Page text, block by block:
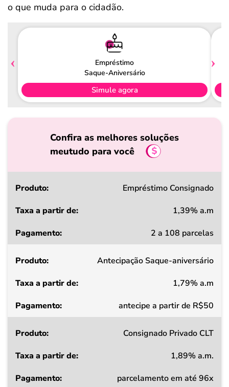
o que muda para o cidadão.
Empréstimo
Saque-Aniversário
Simule agora
Confira as melhores soluções
meutudo para você
Produto
a
de
Pagamento
Empréstimo Consignado
1,39% a.m
2 a 108 parcelas
Antecipação Saque-aniversário
1,79% a.m
antecipe a partir de R$50
Consignado Privado CLT
1,89% a.m.
parcelamento em até 96x